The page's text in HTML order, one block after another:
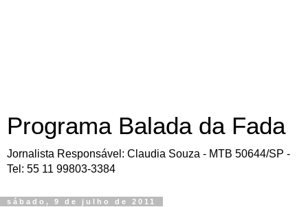
Programa Balada da Fada
Jornalista Responsável: Claudia Souza - MTB 50644/SP -
Tel: 55 11 99803-3384
sábado, 9 de julho de 2011